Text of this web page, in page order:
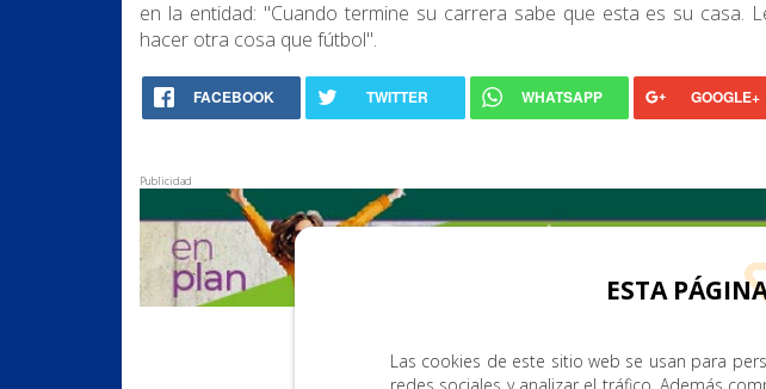
en la entidad: "Cuando termine su carrera sabe que esta es su casa.
hacer otra cosa que fútbol".
FACEBOOK TWITTER WHATSAPP GOOGLE+
Publicidad
ESTA
Las cookies de este sitio web se usan para